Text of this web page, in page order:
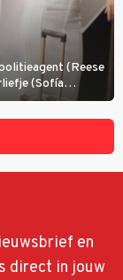
(Reese
(Sofía
moordlustige
en
direct in jouw